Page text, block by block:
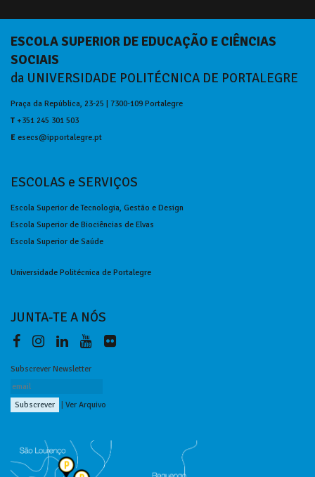
ESCOLA SUPERIOR DE EDUCAÇÃO E CIÊNCIAS
SOCIAIS
da UNIVERSIDADE POLITÉCNICA DE PORTALEGRE
Praça da República, 23-25 | 7300-109 Portalegre
T +351 245 301 503
E esecs@ipportalegre.pt
ESCOLAS e SERVIÇOS
Escola Superior de Tecnologia, Gestão e Design
Escola Superior de Biociências de Elvas
Escola Superior de Saúde
Universidade Politécnica de Portalegre
JUNTA-TE A NÓS
Subscrever Newsletter
Ver Arquivo